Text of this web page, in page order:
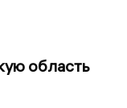
область